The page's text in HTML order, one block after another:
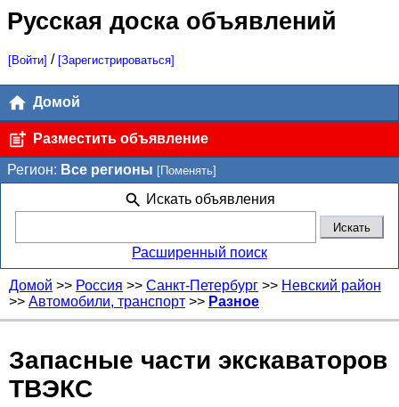
Русская доска объявлений
[Войти] / [Зарегистрироваться]
Домой
Разместить объявление
Регион: Все регионы [Поменять]
Искать объявления
Расширенный поиск
Домой >> Россия >> Санкт-Петербург >> Невский район
>> Автомобили, транспорт >> Разное
Запасные части экскаваторов
ТВЭКС